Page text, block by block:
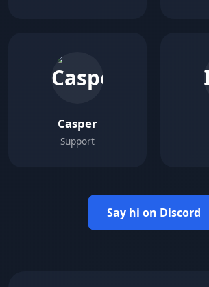
Casper
Support
Say hi on Discord